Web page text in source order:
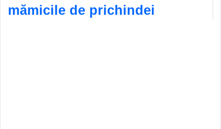
mămicile de prichindei